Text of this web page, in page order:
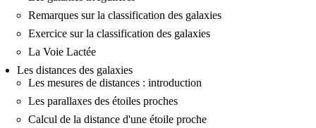
Remarques sur la classification des galaxies
Exercice sur la classification des galaxies
La Voie Lactée
Les distances des galaxies
Les mesures de distances : introduction
Les parallaxes des étoiles proches
Calcul de la distance d'une étoile proche